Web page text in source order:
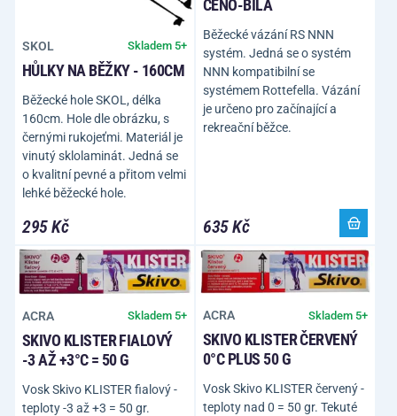
SKOL Skladem 5+
HŮLKY NA BĚŽKY - 160CM
Běžecké hole SKOL, délka
160cm. Hole dle obrázku, s
černými rukojeťmi. Materiál je
vinutý sklolaminát. Jedná se
o kvalitní pevné a přitom velmi
lehké běžecké hole.
295 Kč
ČENO-BÍLÁ
Běžecké vázání RS NNN
systém. Jedná se o systém
NNN kompatibilní se
systémem Rottefella. Vázání
je určeno pro začínající a
rekreační běžce.
635 Kč
ACRA Skladem 5+
SKIVO KLISTER FIALOVÝ
-3 AŽ +3°C = 50 G
Vosk Skivo KLISTER fialový -
teploty -3 až +3 = 50 gr.
ACRA Skladem 5+
SKIVO KLISTER ČERVENÝ
0°C PLUS 50 G
Vosk Skivo KLISTER červený -
teploty nad 0 = 50 gr. Tekuté